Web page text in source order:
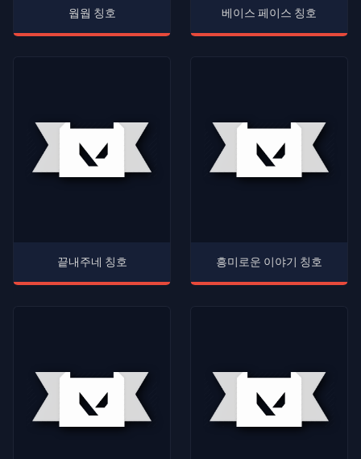
웝웝 칭호 베이스 페이스 칭호
끝내주네 칭호 흥미로운 이야기 칭호